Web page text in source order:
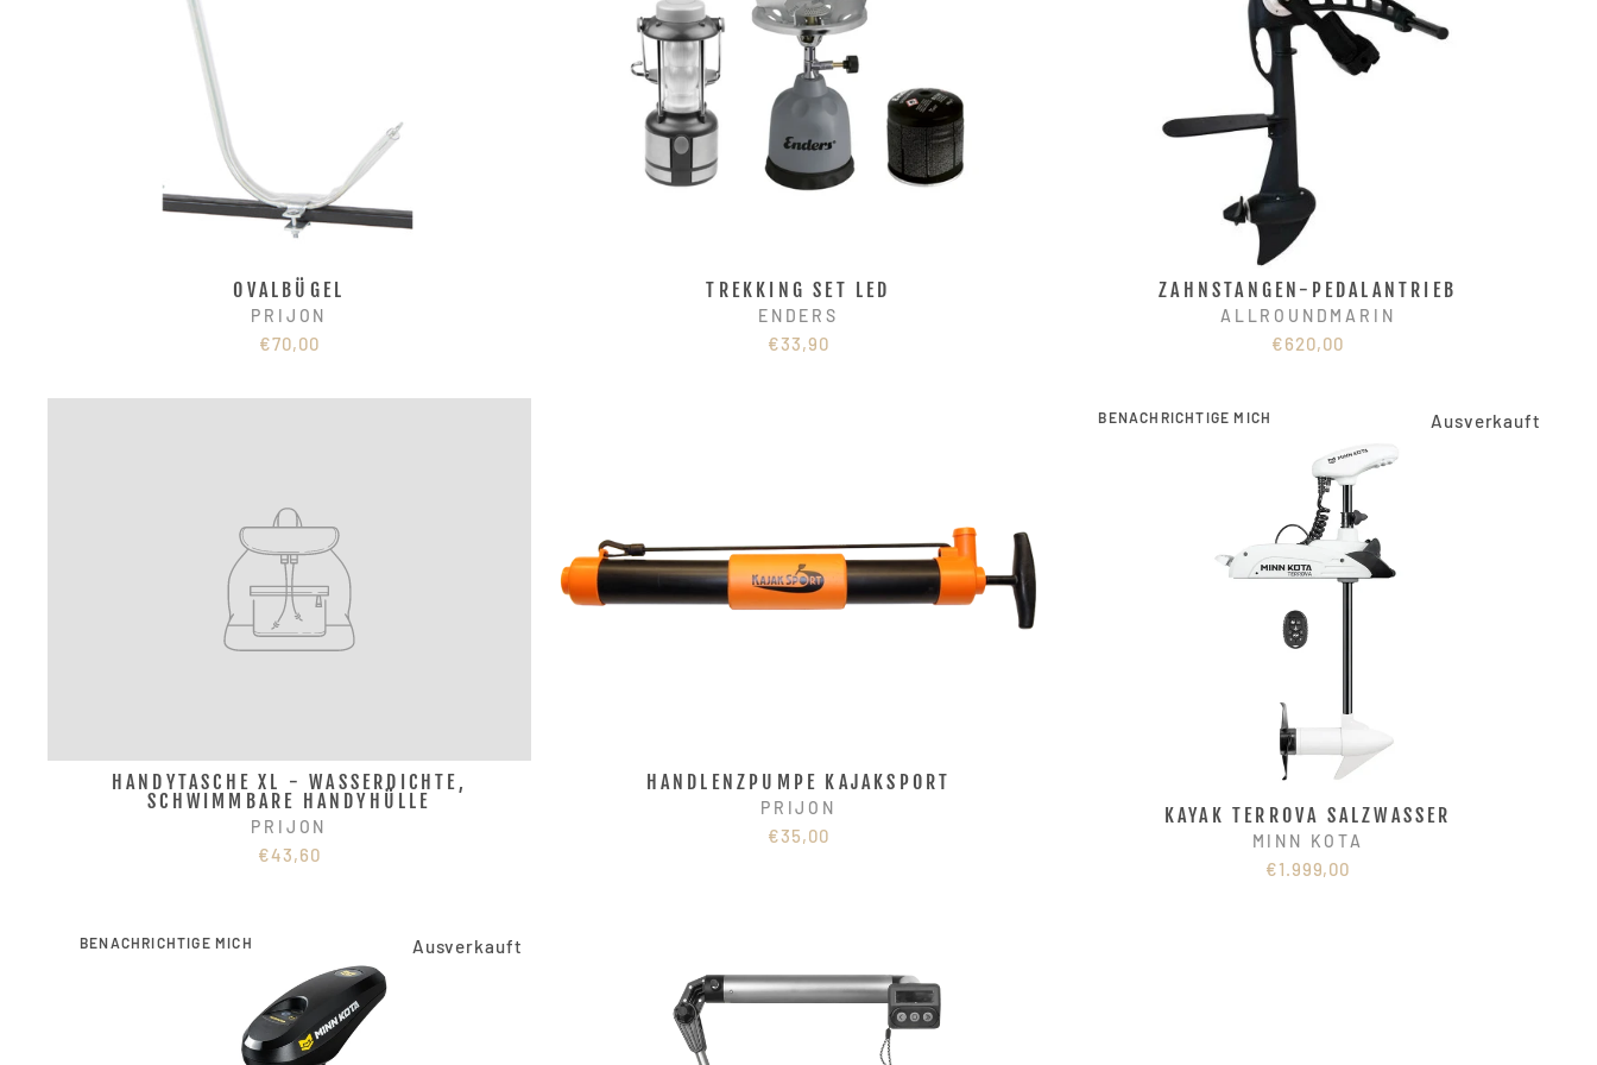
OVALBÜGEL
PRIJON
€70,00
TREKKING SET LED
ENDERS
€33,90
ZAHNSTANGEN-PEDALANTRIEB
ALLROUNDMARIN
€620,00
HANDYTASCHE XL - WASSERDICHTE,
SCHWIMMBARE HANDYHÜLLE
PRIJON
€43,60
HANDLENZPUMPE KAJAKSPORT
PRIJON
€35,00
BENACHRICHTIGE MICH Ausverkauft
KAYAK TERROVA SALZWASSER
MINN KOTA
€1.999,00
BENACHRICHTIGE MICH Ausverkauft